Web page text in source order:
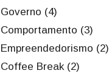
Governo (4)
Comportamento (3)
Empreendedorismo (2)
Coffee Break (2)